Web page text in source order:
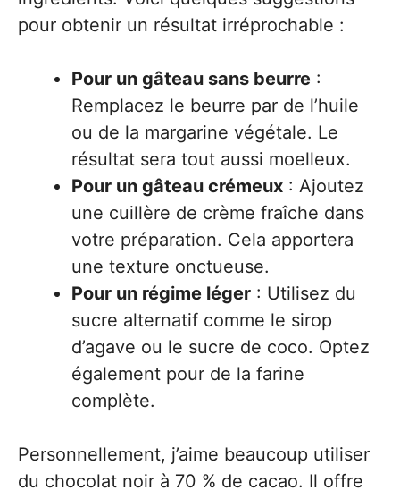
pour obtenir un résultat irréprochable :
Pour un gâteau sans beurre :
Remplacez le beurre par de l’huile
ou de la margarine végétale. Le
résultat sera tout aussi moelleux.
Pour un gâteau crémeux : Ajoutez
une cuillère de crème fraîche dans
votre préparation. Cela apportera
une texture onctueuse.
Pour un régime léger : Utilisez du
sucre alternatif comme le sirop
d’agave ou le sucre de coco. Optez
également pour de la farine
complète.
Personnellement, j’aime beaucoup utiliser
du chocolat noir à 70 % de cacao. Il offre